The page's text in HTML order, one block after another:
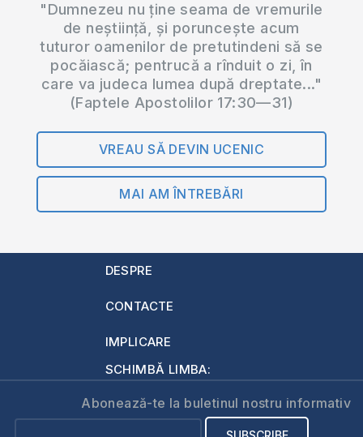
"Dumnezeu nu ține seama de vremurile
de neștiință, și poruncește acum
tuturor oamenilor de pretutindeni să se
pocăiască; pentrucă a rînduit o zi, în
care va judeca lumea după dreptate..."
(Faptele Apostolilor 17:30—31)
VREAU SĂ DEVIN UCENIC
MAI AM ÎNTREBĂRI
DESPRE
CONTACTE
IMPLICARE
SCHIMBĂ LIMBA:
Abonează-te la buletinul nostru informativ